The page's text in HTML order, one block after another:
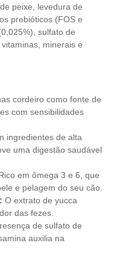
peixe, levedura de
prebióticos (FOS e
sulfato de
minerais e
cordeiro como fonte de
com sensibilidades
ingredientes de alta
uma digestão saudável
em ômega 3 e 6, que
e pelagem do seu cão.
O extrato de yucca
das fezes.
de sulfato de
auxilia na